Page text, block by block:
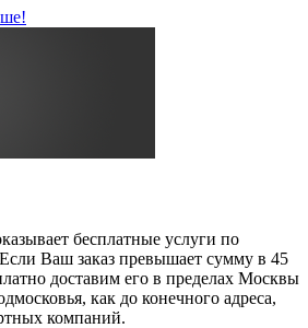
бесплатные услуги по
Если Ваш заказ превышает сумму в 45
доставим его в пределах Москвы
как до конечного адреса,
компаний.